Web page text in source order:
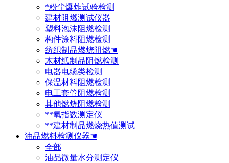
*粉尘爆炸试验检测
建材阻燃测试仪器
塑料泡沫阻燃检测
构件涂料阻燃检测
纺织制品燃烧阻燃☚
木材纸制品阻燃检测
电器电缆类检测
保温材料阻燃检测
电工套管阻燃检测
其他燃烧阻燃检测
**氧指数测定仪
**建材制品燃烧热值测试
油品燃料检测仪器☚
全部
油品微量水分测定仪